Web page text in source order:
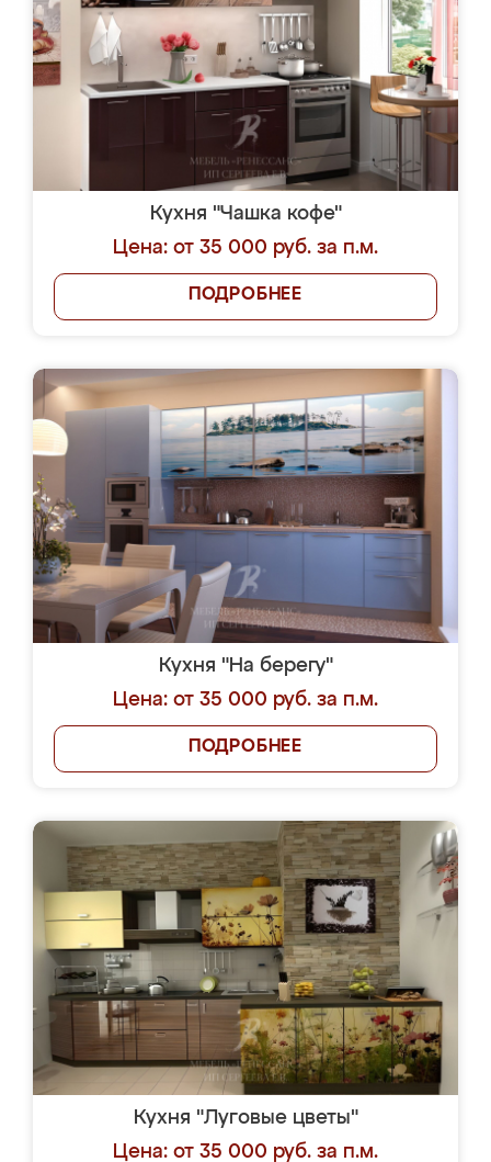
Кухня "Чашка кофе"
Цена: от 35 000 руб. за п.м.
ПОДРОБНЕЕ
Кухня "На берегу"
Цена: от 35 000 руб. за п.м.
ПОДРОБНЕЕ
Кухня "Луговые цветы"
Цена: от 35 000 руб. за п.м.